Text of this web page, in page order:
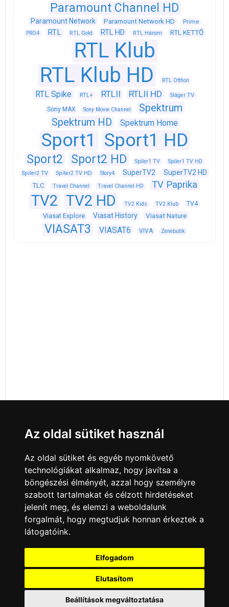
Paramount Channel HD
Paramount Network Paramount Network HD Prime
PRO4 RTL RTL Gold RTL HD RTL Három RTL KETTŐ
RTL Klub
RTL Klub HD
RTL Otthon
RTL Spike RTL+ RTLII RTLII HD Sláger TV
Sony MAX Sony Movie Channel
Spektrum
Spektrum HD
Spektrum Home
Sport1 Sport1 HD
Sport2 Sport2 HD Spíler1 TV
Spíler1 TV HD
Spíler2 TV
Spíler2 TV HD Story4 SuperTV2 SuperTV2 HD
TLC Travel Channel Travel Channel HD TV Paprika
TV2 TV2 HD TV2 Kids TV2 Klub TV4
Viasat Explore Viasat History Viasat Nature
VIASAT3 VIASAT6 VIVA Zenebutik
Minden jog fenntartva © 2008 - 2026
A csatornák a műsorváltoztatás jogát
fenntartják! A portál üzemeltetője semmiféle
felelősséget nem vállal a weboldalon
megjelentetett hirdetések tartalmáért, illetve a
Az oldal sütiket használ
Az oldal sütiket és egyéb nyomkövető
technológiákat alkalmaz, hogy javítsa a
böngészési élményét, azzal hogy személyre
szabott tartalmakat és célzott hirdetéseket
jelenít meg, és elemzi a weboldalunk
forgalmát, hogy megtudjuk honnan érkeztek a
látogatóink.
Elfogadom
Elutasítom
Beállítások megváltoztatása